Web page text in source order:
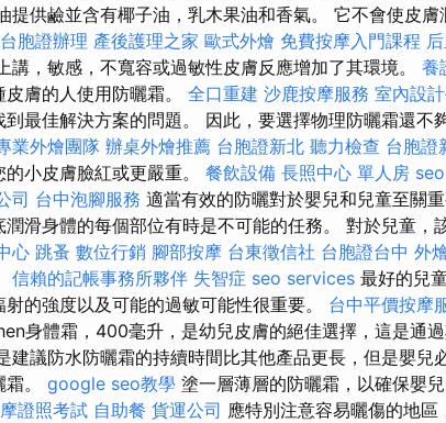
提供鹼並含有椰子油，乳木果油和香氣。 它不會使皮
台胞證辦理 產後護理之家 歐式外燴 免費按摩入門課程
講，敏感，不寬容或過敏性皮膚反應增加了其環境。 養
膚的人使用防曬霜。 全口重建 沙鹿按摩服務 室內設
到最佳解決方案的問題。 因此，要選擇物理防曬霜還不
業外燴團隊 辦桌外燴推薦 台胞證新北 聽力檢查 台胞證
小皮膚臉紅或更嚴重。 餐飲設備 長照中心 單人房 seo
司 台中泡腳服務 適當有效的防曬對於嬰兒和兒童至關重
潤滑身體的每個部位有時是不可能的任務。 對於兒童，
心 跳蚤 數位行銷 腳部按摩 台東徵信社 台胞證台中 外
信賴的記帳事務所夥伴 失智症 seo services 最好的兒
的強度以及可能的過敏可能性很重要。 台中平價按摩
身體霜，400毫升，是幼兒皮膚的絕佳選擇，這是通
建議防水防曬霜的持續時間比其他產品更長，但是嬰兒
。 google seo教學 塗一層薄層的防曬霜，以確保嬰
證照考試 自助餐 貨運公司 應特別注意容易曬傷的地